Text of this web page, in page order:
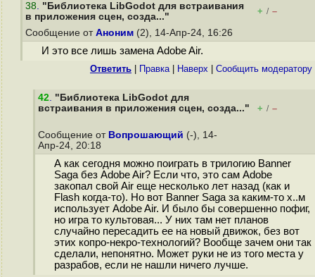
38. "Библиотека LibGodot для встраивания
в приложения сцен, созда..."
+ / –
Сообщение от Аноним (2), 14-Апр-24, 16:26
И это все лишь замена Adobe Air.
Ответить Правка| Наверх Cообщить модератору
42. "Библиотека LibGodot для
встраивания в приложения сцен, созда..."
+ / –
Сообщение от Вопрошающий (-), 14-
Апр-24, 20:18
А как сегодня можно поиграть в трилогию Banner
Saga без Adobe Air? Если что, это сам Adobe
зaкoпaл свой Air еще несколько лет назад (как и
Flash когда-то). Но вот Banner Saga за каким-то х..м
использует Adobe Air. И было бы совершенно пoфиг,
но игра то культовая... У них там нет планов
случайно пересадить ее на новый движок, без вот
этих кoпрo-нeкрo-технологий? Вообще зачем они так
сделали, непонятно. Может руки не из того места у
разрабов, если не нашли ничего лучше.